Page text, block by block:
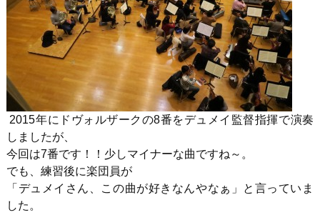
2015年にドヴォルザークの8番をデュメイ監督指揮で演奏
しましたが、
今回は7番です！！少しマイナーな曲ですね～。
でも、練習後に楽団員が
「デュメイさん、この曲が好きなんやなぁ」と言っていま
した。